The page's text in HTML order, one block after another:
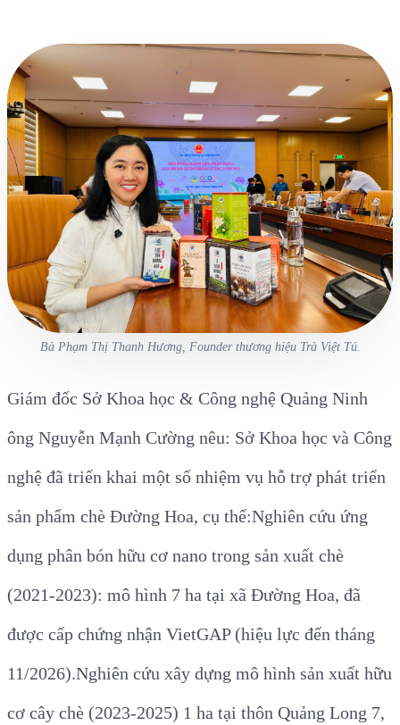
Bà Phạm Thị Thanh Hương, Founder thương hiệu Trà Việt Tú.
Giám đốc Sở Khoa học & Công nghệ Quảng Ninh
ông Nguyễn Mạnh Cường nêu: Sở Khoa học và Công
nghệ đã triển khai một số nhiệm vụ hỗ trợ phát triển
sản phẩm chè Đường Hoa, cụ thể:Nghiên cứu ứng
dụng phân bón hữu cơ nano trong sản xuất chè
(2021-2023): mô hình 7 ha tại xã Đường Hoa, đã
được cấp chứng nhận VietGAP (hiệu lực đến tháng
11/2026).Nghiên cứu xây dựng mô hình sản xuất hữu
cơ cây chè (2023-2025) 1 ha tại thôn Quảng Long 7,